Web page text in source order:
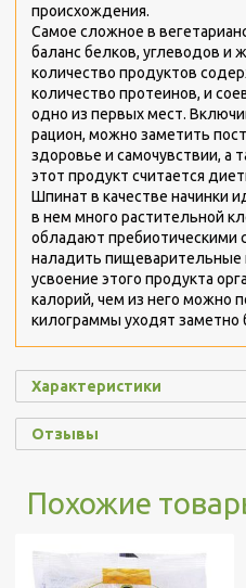
происхождения.
Самое сложное в
баланс белков, углеводов и
количество продуктов
количество протеинов, и
одно из первых мест.
рацион, можно заметить
здоровье и самочувствии, а
этот продукт считается
Шпинат в качестве начинки
в нем много растительной
обладают пребиотическими
наладить пищеварительные
усвоение этого продукта
калорий, чем из него можно
килограммы уходят заметно
Характеристики
Отзывы
Похожие